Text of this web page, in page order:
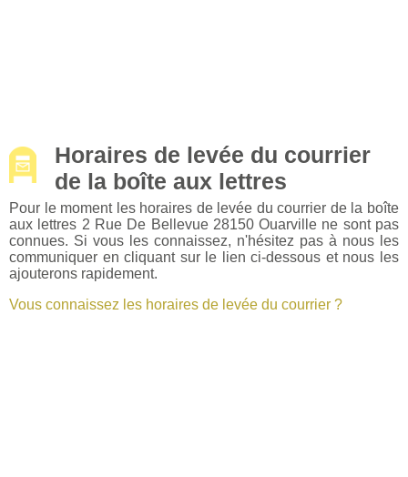
Horaires de levée du courrier
de la boîte aux lettres
Pour le moment les horaires de levée du courrier de la boîte
aux lettres 2 Rue De Bellevue 28150 Ouarville ne sont pas
connues. Si vous les connaissez, n'hésitez pas à nous les
communiquer en cliquant sur le lien ci-dessous et nous les
ajouterons rapidement.
Vous connaissez les horaires de levée du courrier ?